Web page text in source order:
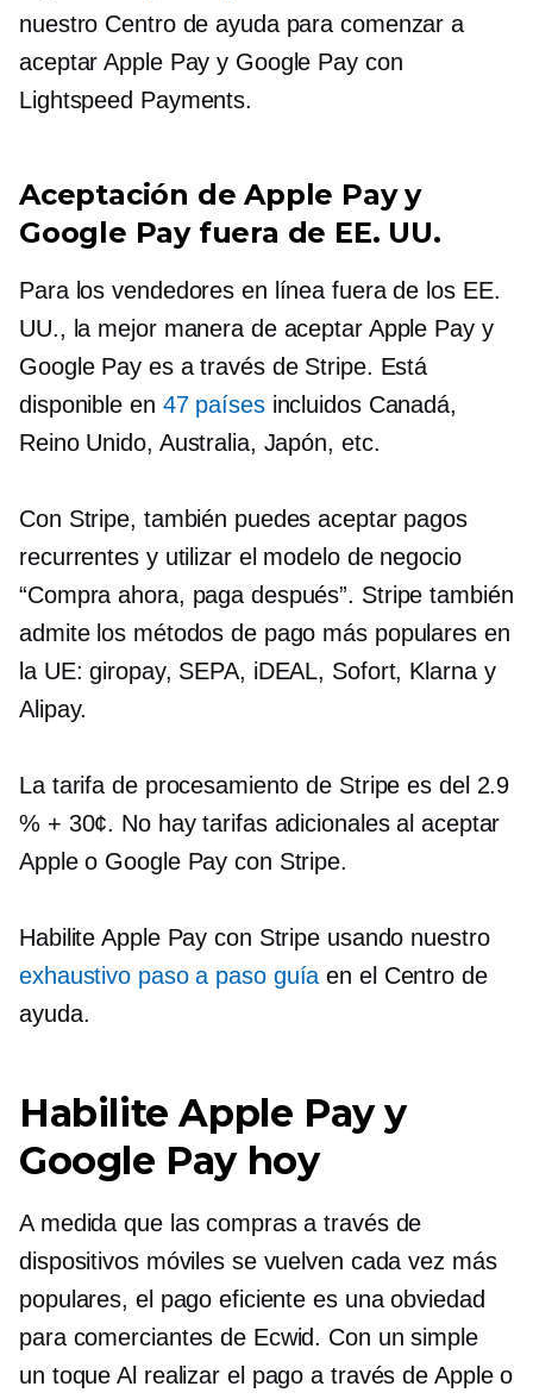
nuestro Centro de ayuda para comenzar a
aceptar Apple Pay y Google Pay con
Lightspeed Payments.
Aceptación de Apple Pay y
Google Pay fuera de EE. UU.
Para los vendedores en línea fuera de los EE.
UU., la mejor manera de aceptar Apple Pay y
Google Pay es a través de Stripe. Está
disponible en 47 paísesincluidos Canadá,
Reino Unido, Australia, Japón, etc.
Con Stripe, también puedes aceptar pagos
recurrentes y utilizar el modelo de negocio
“Compra ahora, paga después”. Stripe también
admite los métodos de pago más populares en
la UE: giropay, SEPA, iDEAL, Sofort, Klarna y
Alipay.
La tarifa de procesamiento de Stripe es del 2.9
% + 30¢. No hay tarifas adicionales al aceptar
Apple o Google Pay con Stripe.
Habilite Apple Pay con Stripe usando nuestro
exhaustivo paso a pasoguía en el Centro de
ayuda.
Habilite Apple Pay y
Google Pay hoy
A medida que las compras a través de
dispositivos móviles se vuelven cada vez más
populares, el pago eficiente es unaobviedad
para comerciantes de Ecwid. Con un simple
un toque Al realizar el pago a través de Apple o